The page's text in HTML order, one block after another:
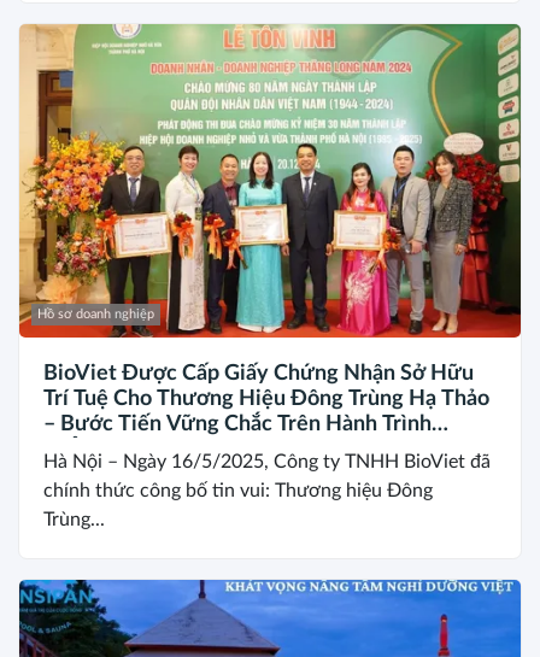
Hồ sơ doanh nghiệp
BioViet Được Cấp Giấy Chứng Nhận Sở Hữu
Trí Tuệ Cho Thương Hiệu Đông Trùng Hạ Thảo
– Bước Tiến Vững Chắc Trên Hành Trình
Khẳng Định Giá Trị Thương Hiệu Việt
Hà Nội – Ngày 16/5/2025, Công ty TNHH BioViet đã
chính thức công bố tin vui: Thương hiệu Đông
Trùng...